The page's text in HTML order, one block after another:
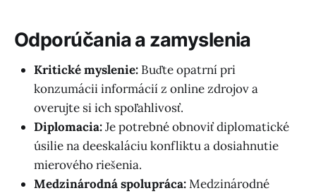
Odporúčania a zamyslenia
Kritické myslenie: Buďte opatrní pri
konzumácii informácií z online zdrojov a
overujte si ich spoľahlivosť.
Diplomacia:Je potrebné obnoviť diplomatické
úsilie na deeskaláciu konfliktu a dosiahnutie
mierového riešenia.
Medzinárodná spolupráca:Medzinárodné